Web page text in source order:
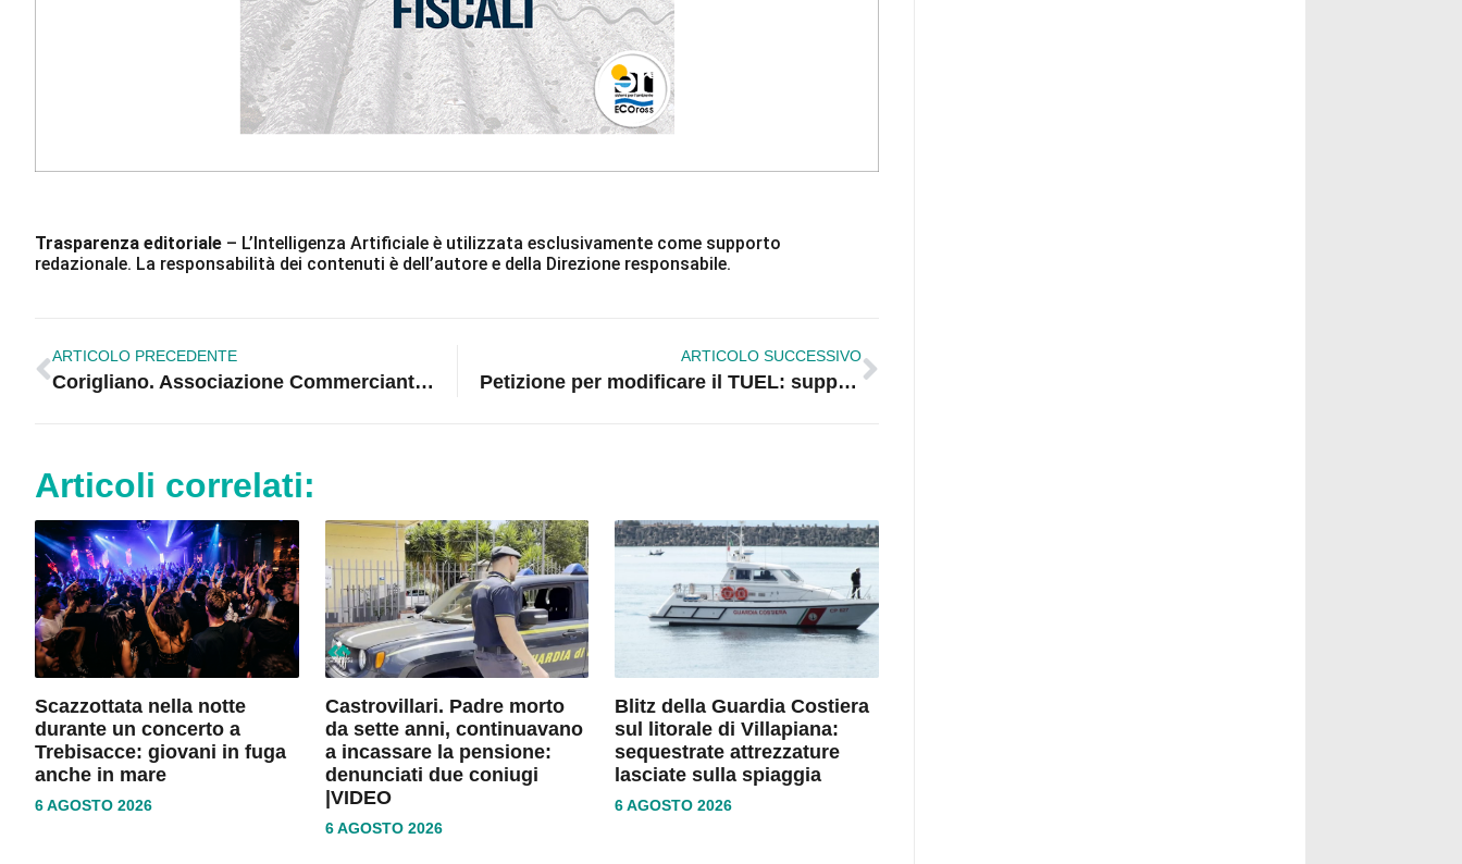
Trasparenza editoriale – L’Intelligenza Artificiale è utilizzata esclusivamente come supporto
redazionale. La responsabilità dei contenuti è dell’autore e della Direzione responsabile.
ARTICOLO PRECEDENTE
Corigliano. Associazione Commercianti: “rapina e aggressione impongono azioni sinergiche contro la microcriminalità”
ARTICOLO SUCCESSIVO
Petizione per modificare il TUEL: supplenza per i consiglieri nominati assessori
Articoli correlati:
Scazzottata nella notte
durante un concerto a
Trebisacce: giovani in fuga
anche in mare
6 AGOSTO 2026
Castrovillari. Padre morto
da sette anni, continuavano
a incassare la pensione:
denunciati due coniugi
|VIDEO
6 AGOSTO 2026
Blitz della Guardia Costiera
sul litorale di Villapiana:
sequestrate attrezzature
lasciate sulla spiaggia
6 AGOSTO 2026